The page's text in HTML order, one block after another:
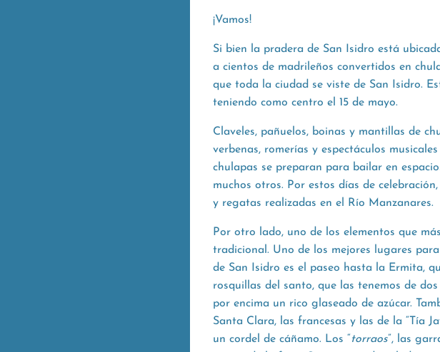
¡Vamos!
Si bien la pradera de San Isidro está
a cientos de madrileños convertidos en
que toda la ciudad se viste de San Isidro.
teniendo como centro el 15 de mayo.
Claveles, pañuelos, boinas y mantillas de
verbenas, romerías y espectáculos
chulapas se preparan para bailar en
muchos otros. Por estos días de
y regatas realizadas en el Río Manzanares.
Por otro lado, uno de los elementos que
tradicional. Uno de los mejores lugares
de San Isidro es el paseo hasta la Ermita,
rosquillas del santo, que las tenemos de
por encima un rico glaseado de azúcar.
Santa Clara, las francesas y las de la “Tía
un cordel de cáñamo. Los “torraos”, las